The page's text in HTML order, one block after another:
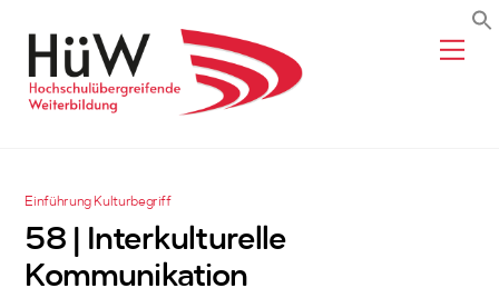
content
Einführung Kulturbegriff
58 | Interkulturelle
Kommunikation